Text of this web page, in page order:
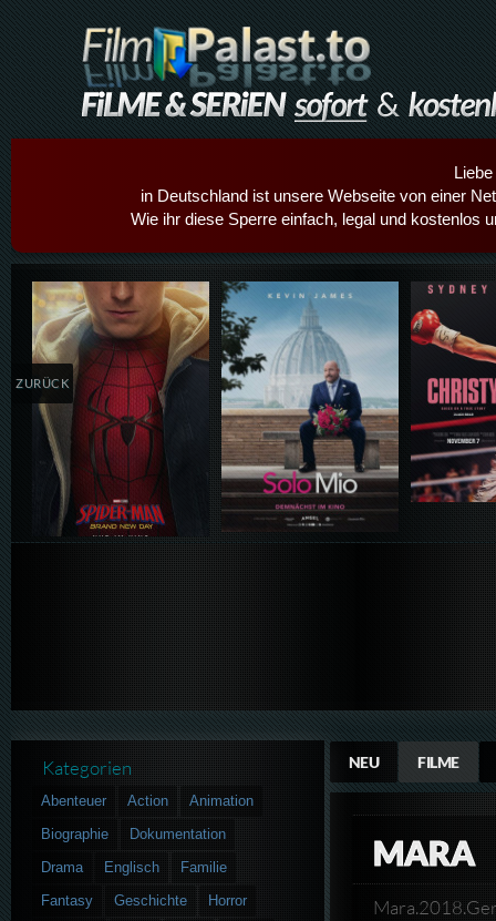
in Deutschland ist unsere Webseite von einer
Wie ihr diese Sperre einfach, legal und kostenlos
Details,Play Details,Play
ZURÜCK
NEU FILME
MARA
Kategorien
Abenteuer Action
Animation
Biographie
Dokumentation
Drama
Englisch
Familie
Fantasy
Geschichte
Horror